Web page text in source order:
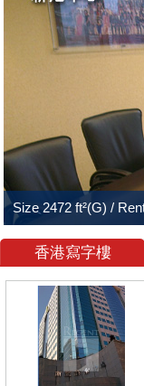
香港寫字樓